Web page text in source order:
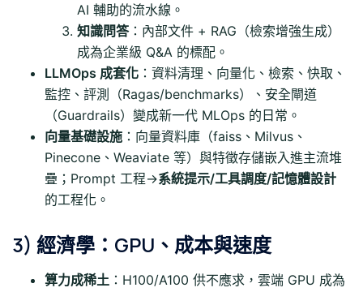
AI 輔助的流水線。
知識問答：內部文件 + RAG（檢索增強生成）
成為企業級 Q&A 的標配。
LLMOps 成套化 ：資料清理、向量化、檢索、快取、
監控、評測（Ragas/benchmarks）、安全閘道
（Guardrails）變成新一代 MLOps 的日常。
向量基礎設施 ：向量資料庫（faiss、Milvus、
Pinecone、Weaviate 等）與特徵存儲嵌入進主流堆
疊；Prompt 工程→系統提示/工具調度/記憶體設計
的工程化。
3) 經濟學：GPU、成本與速度
算力成稀土 ：H100/A100 供不應求，雲端 GPU 成為